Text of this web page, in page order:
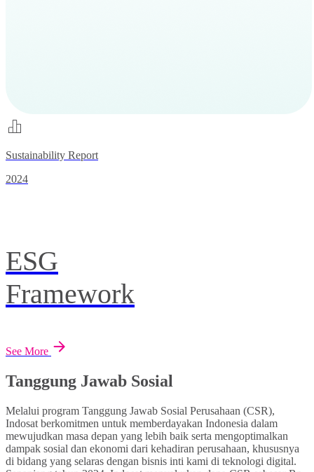
Sustainability Report
2024
ESG
Framework
See More
Tanggung Jawab Sosial
Melalui program Tanggung Jawab Sosial Perusahaan (CSR),
Indosat berkomitmen untuk memberdayakan Indonesia dalam
mewujudkan masa depan yang lebih baik serta mengoptimalkan
dampak sosial dan ekonomi dari kehadiran perusahaan, khususnya
di bidang yang selaras dengan bisnis inti kami di teknologi digital.